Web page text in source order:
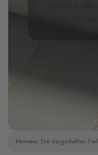
dunklen
perfekt für
Hinweis: Die dargestellten